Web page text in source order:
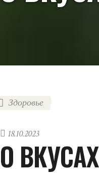
Здоровье
18.10.2023
О